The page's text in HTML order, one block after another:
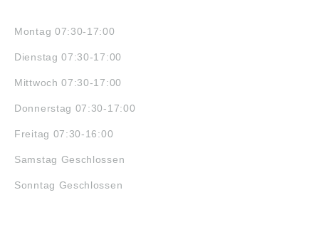
Montag 07:30-17:00
Dienstag 07:30-17:00
Mittwoch 07:30-17:00
Donnerstag 07:30-17:00
Freitag 07:30-16:00
Samstag Geschlossen
Sonntag Geschlossen